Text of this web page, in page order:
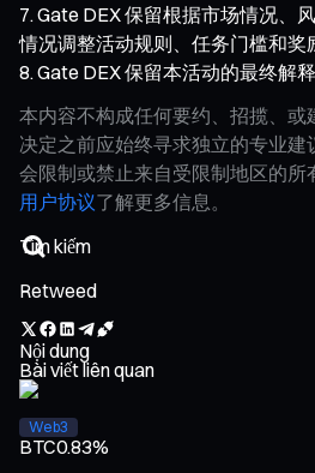
Gate DEX 保留根据市场情况、
情况调整活动规则、任务门槛和奖
Gate DEX 保留本活动的最终解释
本内容不构成任何要约、招揽、或
决定之前应始终寻求独立的专业建
会限制或禁止来自受限制地区的所
用户协议了解更多信息。
Retweed
Nội dung
Bài viết liên quan
Web3
BTC0.83%